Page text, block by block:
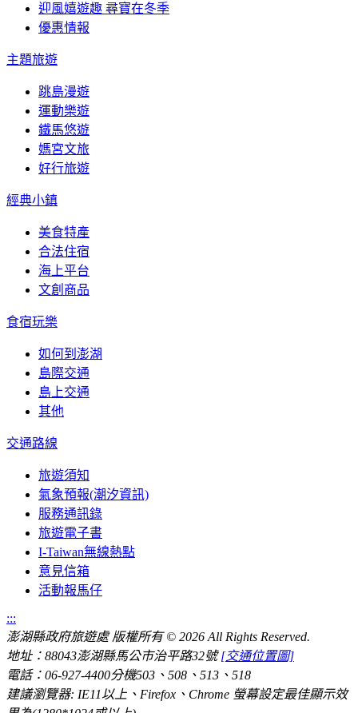
迎風嬉遊趣 尋寶在冬季
優惠情報
主題旅遊
跳島漫遊
運動樂遊
鐵馬悠遊
媽宮文旅
好行旅遊
經典小鎮
美食特產
合法住宿
海上平台
文創商品
食宿玩樂
如何到澎湖
島際交通
島上交通
其他
交通路線
旅遊須知
氣象預報(潮汐資訊)
服務通訊錄
旅遊電子書
I-Taiwan無線熱點
意見信箱
活動報馬仔
:::
澎湖縣政府旅遊處 版權所有© 2026 All Rights Reserved.
地址：88043澎湖縣馬公市治平路32號[交通位置圖]
電話：06-927-4400分機503、508、513、518
建議瀏覽器: IE11以上、Firefox、Chrome 螢幕設定最佳顯示效